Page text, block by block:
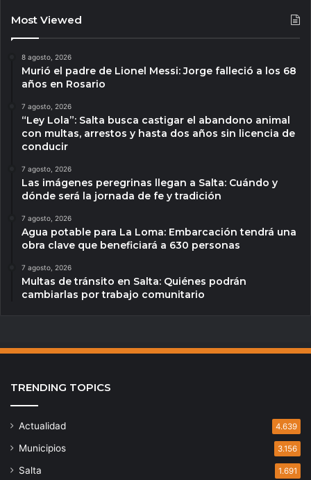
Most Viewed
8 agosto, 2026
Murió el padre de Lionel Messi: Jorge falleció a los 68
años en Rosario
7 agosto, 2026
“Ley Lola”: Salta busca castigar el abandono animal
con multas, arrestos y hasta dos años sin licencia de
conducir
7 agosto, 2026
Las imágenes peregrinas llegan a Salta: Cuándo y
dónde será la jornada de fe y tradición
7 agosto, 2026
Agua potable para La Loma: Embarcación tendrá una
obra clave que beneficiará a 630 personas
7 agosto, 2026
Multas de tránsito en Salta: Quiénes podrán
cambiarlas por trabajo comunitario
TRENDING TOPICS
Actualidad 4.639
Municipios 3.156
Salta 1.691